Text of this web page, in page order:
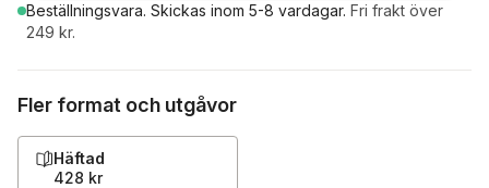
Beställningsvara. Skickas inom 5-8 vardagar. Fri frakt över
249 kr.
Fler format och utgåvor
Häftad
428 kr